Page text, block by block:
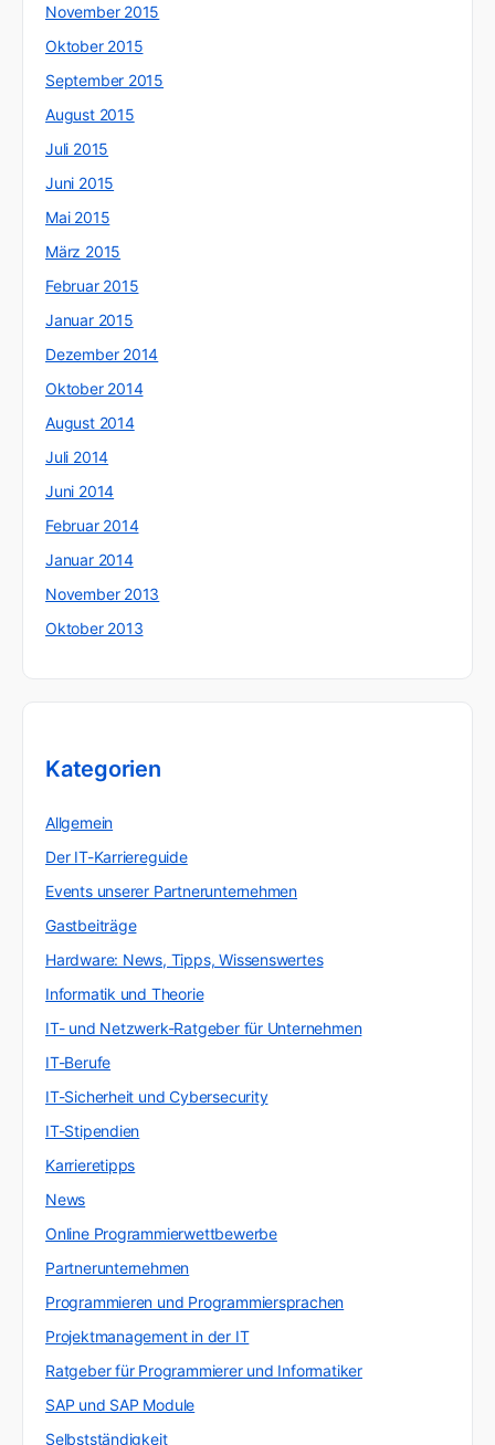
November 2015
Oktober 2015
September 2015
August 2015
Juli 2015
Juni 2015
Mai 2015
März 2015
Februar 2015
Januar 2015
Dezember 2014
Oktober 2014
August 2014
Juli 2014
Juni 2014
Februar 2014
Januar 2014
November 2013
Oktober 2013
Kategorien
Allgemein
Der IT-Karriereguide
Events unserer Partnerunternehmen
Gastbeiträge
Hardware: News, Tipps, Wissenswertes
Informatik und Theorie
IT- und Netzwerk-Ratgeber für Unternehmen
IT-Berufe
IT-Sicherheit und Cybersecurity
IT-Stipendien
Karrieretipps
News
Online Programmierwettbewerbe
Partnerunternehmen
Programmieren und Programmiersprachen
Projektmanagement in der IT
Ratgeber für Programmierer und Informatiker
SAP und SAP Module
Selbstständigkeit